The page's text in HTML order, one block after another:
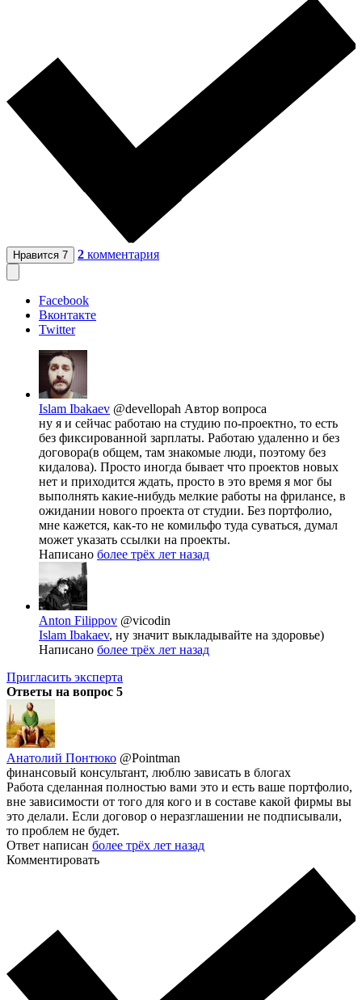
Нравится 7 2 комментария
Facebook
Вконтакте
Twitter
Islam Ibakaev @devellopah Автор вопроса
ну я и сейчас работаю на студию по-проектно, то есть
без фиксированной зарплаты. Работаю удаленно и без
договора(в общем, там знакомые люди, поэтому без
кидалова). Просто иногда бывает что проектов новых
нет и приходится ждать, просто в это время я мог бы
выполнять какие-нибудь мелкие работы на фрилансе, в
ожидании нового проекта от студии. Без портфолио,
мне кажется, как-то не комильфо туда суваться, думал
может указать ссылки на проекты.
Написано более трёх лет назад
Anton Filippov @vicodin
Islam Ibakaev, ну значит выкладывайте на здоровье)
Написано более трёх лет назад
Пригласить эксперта
Ответы на вопрос 5
Анатолий Понтюко @Pointman
финансовый консультант, люблю зависать в блогах
Работа сделанная полностью вами это и есть ваше портфолио,
вне зависимости от того для кого и в составе какой фирмы вы
это делали. Если договор о неразглашении не подписывали,
то проблем не будет.
Ответ написан более трёх лет назад
Комментировать